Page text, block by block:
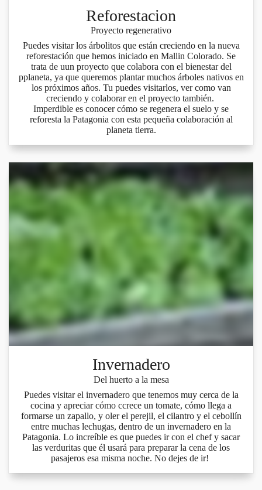
Reforestacion
Proyecto regenerativo
Puedes visitar los árbolitos que están creciendo en la nueva
reforestación que hemos iniciado en Mallin Colorado. Se
trata de uun proyecto que colabora con el bienestar del
pplaneta, ya que queremos plantar muchos árboles nativos en
los próximos años. Tu puedes visitarlos, ver como van
creciendo y colaborar en el proyecto también.
Imperdible es conocer cómo se regenera el suelo y se
reforesta la Patagonia con esta pequeña colaboración al
planeta tierra.
Invernadero
Del huerto a la mesa
Puedes visitar el invernadero que tenemos muy cerca de la
cocina y apreciar cómo ccrece un tomate, cómo llega a
formarse un zapallo, y oler el perejil, el cilantro y el cebollín
entre muchas lechugas, dentro de un invernadero en la
Patagonia. Lo increíble es que puedes ir con el chef y sacar
las verduritas que él usará para preparar la cena de los
pasajeros esa misma noche. No dejes de ir! ​​​​​​​